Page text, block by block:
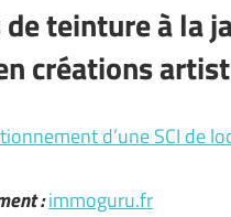
de teinture à la
créations
d’une SCI de
:immoguru.fr